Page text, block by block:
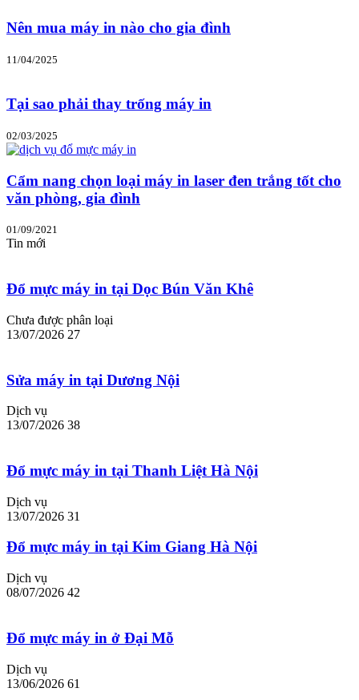
Nên mua máy in nào cho gia đình
11/04/2025
Tại sao phải thay trống máy in
02/03/2025
Cẩm nang chọn loại máy in laser đen trắng tốt cho
văn phòng, gia đình
01/09/2021
Tin mới
Đổ mực máy in tại Dọc Bún Văn Khê
Chưa được phân loại
13/07/2026 27
Sửa máy in tại Dương Nội
Dịch vụ
13/07/2026 38
Đổ mực máy in tại Thanh Liệt Hà Nội
Dịch vụ
13/07/2026 31
Đổ mực máy in tại Kim Giang Hà Nội
Dịch vụ
08/07/2026 42
Đổ mực máy in ở Đại Mỗ
Dịch vụ
13/06/2026 61